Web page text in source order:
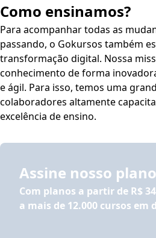
Como ensinamos?
Para acompanhar todas as
passando, o Gokursos também
transformação digital. Nossa
conhecimento de forma
e ágil. Para isso, temos uma grande rede de professores
colaboradores altamente
excelência de ensino.
Assine nosso
Com planos a partir de R$
a mais de 12.000 cursos em